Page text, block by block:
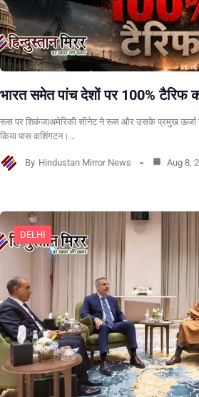
भारत समेत पांच देशों पर 100% टैरिफ
रूस पर शिकंजाअमेरिकी सीनेट ने रूस और उसके प्रमुख ऊर्जा
किया पास वाशिंगटन।…
By Hindustan Mirror News Aug 8,
DELHI